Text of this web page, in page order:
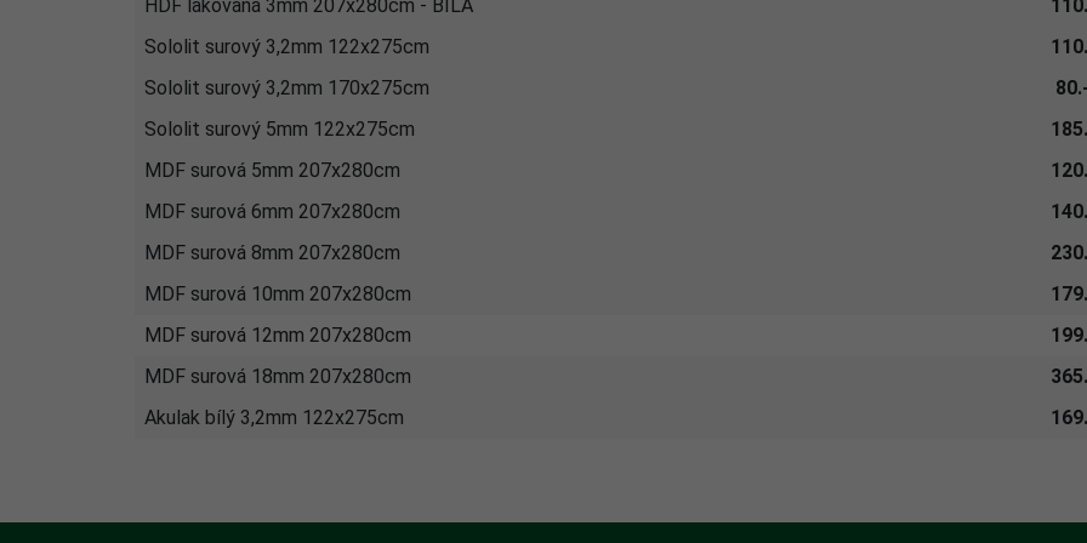
HDF lakovaná 3mm 207x280cm - BÍLÁ
Sololit surový 3,2mm 122x275cm
Sololit surový 3,2mm 170x275cm
Sololit surový 5mm 122x275cm
MDF surová 5mm 207x280cm
MDF surová 6mm 207x280cm
MDF surová 8mm 207x280cm
MDF surová 10mm 207x280cm
MDF surová 12mm 207x280cm
MDF surová 18mm 207x280cm
Akulak bílý 3,2mm 122x275cm